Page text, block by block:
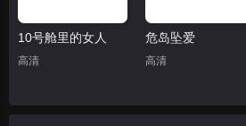
10号舱里的女人
高清
危岛坠爱
高清